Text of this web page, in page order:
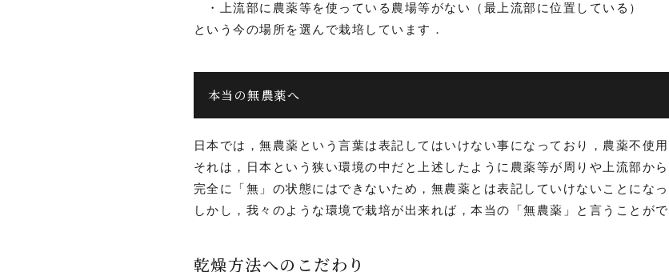
・上流部に農薬等を使っている農場等がない（最上流部に位置している）
という今の場所を選んで栽培しています．
本当の無農薬へ
日本では，無農薬という言葉は表記してはいけない事になっており，農薬不使
それは，日本という狭い環境の中だと上述したように農薬等が周りや上流部か
完全に「無」の状態にはできないため，無農薬とは表記していけないことになっ
しかし，我々のような環境で栽培が出来れば，本当の「無農薬」と言うことが
乾燥方法へのこだわり